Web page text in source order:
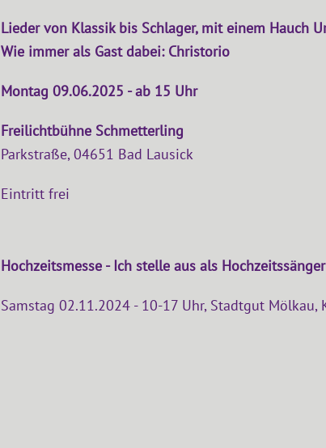
Lieder von Klassik bis Schlager, mit einem Hauch
Wie immer als Gast dabei: Christorio
Montag 09.06.2025 - ab 15 Uhr
Freilichtbühne Schmetterling
Parkstraße, 04651 Bad Lausick
Eintritt frei
Hochzeitsmesse -Ich stelle aus als
Samstag 02.11.2024 - 10-17 Uhr, Stadtgut Mölkau,